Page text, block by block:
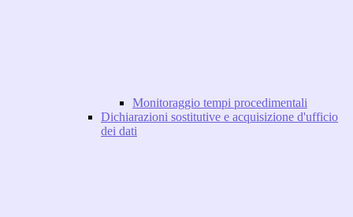
Monitoraggio tempi procedimentali
Dichiarazioni sostitutive e acquisizione d'ufficio
dei dati